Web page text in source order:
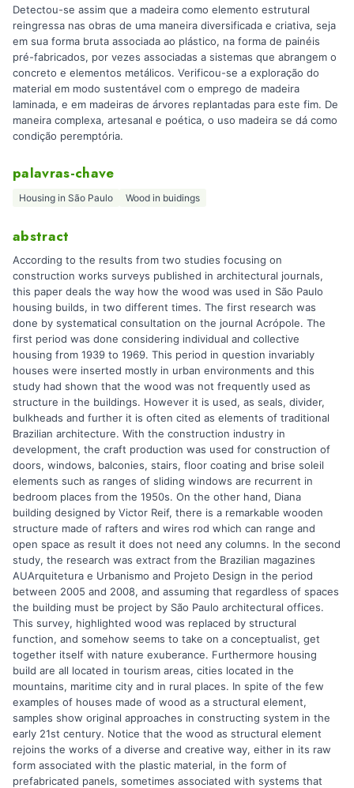
Detectou-se assim que a madeira como elemento estrutural
reingressa nas obras de uma maneira diversificada e criativa, seja
em sua forma bruta associada ao plástico, na forma de painéis
pré-fabricados, por vezes associadas a sistemas que abrangem o
concreto e elementos metálicos. Verificou-se a exploração do
material em modo sustentável com o emprego de madeira
laminada, e em madeiras de árvores replantadas para este fim. De
maneira complexa, artesanal e poética, o uso madeira se dá como
condição peremptória.
palavras-chave
Housing in São Paulo Wood in buidings
abstract
According to the results from two studies focusing on
construction works surveys published in architectural journals,
this paper deals the way how the wood was used in São Paulo
housing builds, in two different times. The first research was
done by systematical consultation on the journal Acrópole. The
first period was done considering individual and collective
housing from 1939 to 1969. This period in question invariably
houses were inserted mostly in urban environments and this
study had shown that the wood was not frequently used as
structure in the buildings. However it is used, as seals, divider,
bulkheads and further it is often cited as elements of traditional
Brazilian architecture. With the construction industry in
development, the craft production was used for construction of
doors, windows, balconies, stairs, floor coating and brise soleil
elements such as ranges of sliding windows are recurrent in
bedroom places from the 1950s. On the other hand, Diana
building designed by Victor Reif, there is a remarkable wooden
structure made of rafters and wires rod which can range and
open space as result it does not need any columns. In the second
study, the research was extract from the Brazilian magazines
AUArquitetura e Urbanismo and Projeto Design in the period
between 2005 and 2008, and assuming that regardless of spaces
the building must be project by São Paulo architectural offices.
This survey, highlighted wood was replaced by structural
function, and somehow seems to take on a conceptualist, get
together itself with nature exuberance. Furthermore housing
build are all located in tourism areas, cities located in the
mountains, maritime city and in rural places. In spite of the few
examples of houses made of wood as a structural element,
samples show original approaches in constructing system in the
early 21st century. Notice that the wood as structural element
rejoins the works of a diverse and creative way, either in its raw
form associated with the plastic material, in the form of
prefabricated panels, sometimes associated with systems that